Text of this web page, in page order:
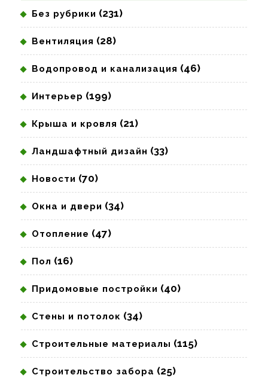
Без рубрики (231)
Вентиляция (28)
Водопровод и канализация (46)
Интерьер (199)
Крыша и кровля (21)
Ландшафтный дизайн (33)
Новости (70)
Окна и двери (34)
Отопление (47)
Пол (16)
Придомовые постройки (40)
Стены и потолок (34)
Строительные материалы (115)
Строительство забора (25)